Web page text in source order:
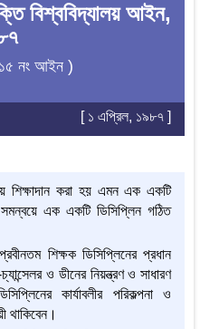
বিশ্ববিদ্যালয় আইন,
নং আইন )
[ ১ এপ্রিল, ১৯৮৭ ]
শিক্ষাদান করা হয় এমন এক একটি
এক একটি ডিসিপ্লিন গঠিত
শিক্ষক ডিসিপ্লিনের প্রধান
ও ডীনের নিয়ন্ত্রণ ও সাধারণ
কার্যাবলীর পরিকল্পনা ও
থাকিবেন।